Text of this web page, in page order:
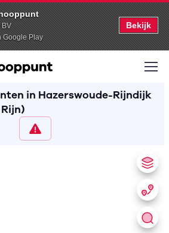
BV
Google Play
Bekijk
in Hazerswoude-Rijndijk